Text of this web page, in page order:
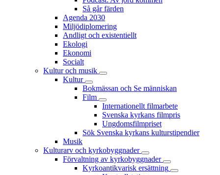
Så går färden
Agenda 2030
Miljödiplomering
Andligt och existentiellt
Ekologi
Ekonomi
Socialt
Kultur och musik
Kultur
Bokmässan och Se människan
Film
Internationellt filmarbete
Svenska kyrkans filmpris
Ungdomsfilmpriset
Sök Svenska kyrkans kulturstipendier
Musik
Kulturarv och kyrkobyggnader
Förvaltning av kyrkobyggnader
Kyrkoantikvarisk ersättning